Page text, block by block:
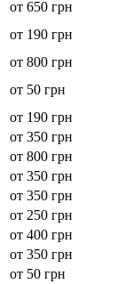
от 650 грн
от 190 грн
от 800 грн
от 50 грн
от 190 грн
от 350 грн
от 800 грн
от 350 грн
от 350 грн
от 250 грн
от 400 грн
от 350 грн
от 50 грн